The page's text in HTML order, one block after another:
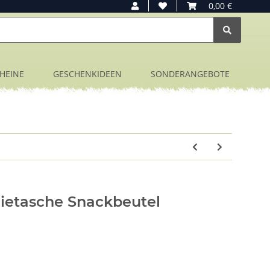
0,00 €
GESCHENKIDEEN SONDERANGEBOTE
Snackbeutel